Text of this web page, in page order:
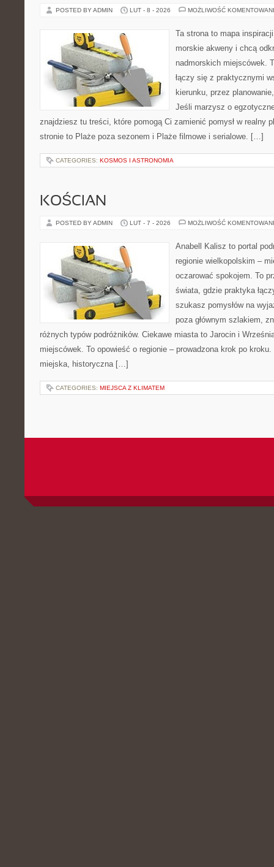
POSTED BY ADMIN LUT - 8 - 2026 MOŻLIWOŚĆ
Ta strona to mapa
morskie akweny i chcą
nadmorskich miejscówek.
łączy się z praktycznymi
kierunku, przez
Jeśli marzysz o
znajdziesz tu treści, które pomogą Ci zamienić pomysł w realny
stronie to Plaże poza sezonem i Plaże filmowe i serialowe. […]
CATEGORIES: KOSMOS I ASTRONOMIA
KOŚCIAN
POSTED BY ADMIN LUT - 7 - 2026 MOŻLIWOŚĆ
Anabell Kalisz to portal
regionie wielkopolskim –
oczarować spokojem. To
świata, gdzie praktyka
szukasz pomysłów na
poza głównym szlakiem,
różnych typów podróżników. Ciekawe miasta to Jarocin i
miejscówek. To opowieść o regionie – prowadzona krok po
miejska, historyczna […]
CATEGORIES: MIEJSCA Z KLIMATEM